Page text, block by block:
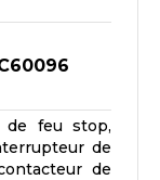
de feu stop,
de
de